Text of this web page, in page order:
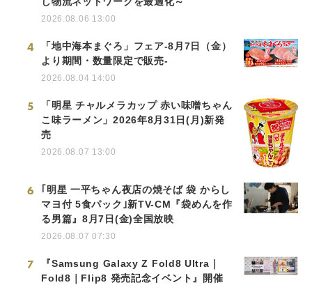
2026.08.06 13:00
4
「地中海本まぐろ」フェア-8月7日（金）
より期間・数量限定で販売-
2026.08.04 14:00
5
「明星 チャルメラカップ 赤い味噌ちゃん
こ味ラーメン」2026年8月31日(月)新発
売
2026.08.07 13:00
6
｢明星 一平ちゃん夜店の焼そば 袋 からし
マヨ付 5食パック｣新TV-CM『袋めんを作
る男篇』8月7日(金)全国放映
2026.08.07 07:30
7
『Samsung Galaxy Z Fold8 Ultra｜
Fold8｜Flip8 発売記念イベント』開催